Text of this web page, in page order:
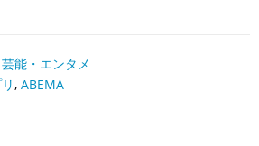
芸能・エンタメ
, ABEMA